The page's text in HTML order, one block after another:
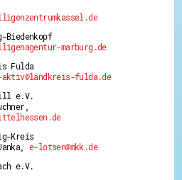
Biedenkopf
marburg.de
Fulda
fulda.de
e.V.
Kreis
e-lotsen@mkk.de
e.V.